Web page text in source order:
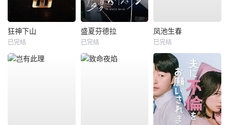
狂神下山
已完结
盛夏芬德拉
已完结
凤池生春
已完结